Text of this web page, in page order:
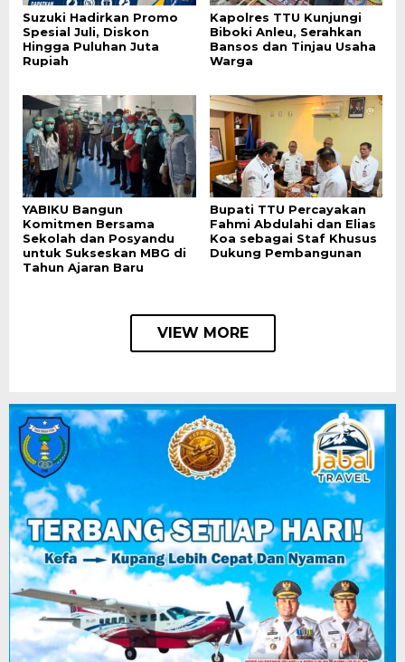
Suzuki Hadirkan Promo
Spesial Juli, Diskon
Hingga Puluhan Juta
Rupiah
Kapolres TTU Kunjungi
Biboki Anleu, Serahkan
Bansos dan Tinjau Usaha
Warga
YABIKU Bangun
Komitmen Bersama
Sekolah dan Posyandu
untuk Sukseskan MBG di
Tahun Ajaran Baru
Bupati TTU Percayakan
Fahmi Abdulahi dan Elias
Koa sebagai Staf Khusus
Dukung Pembangunan
VIEW MORE